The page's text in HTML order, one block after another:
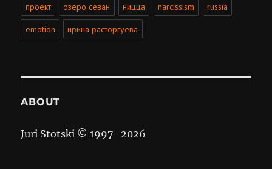
проект озеро севан ницца narcissism russia
emotion ирина расторгуева
ABOUT
Juri Stotski © 1997–2026